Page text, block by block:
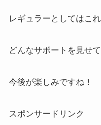
レギュラーとしてはこ
どんなサポートを見せて
今後が楽しみですね！
スポンサードリンク